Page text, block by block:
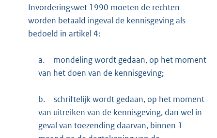
Invorderingswet 1990 moeten de rechten
worden betaald ingeval de kennisgeving als
bedoeld in artikel 4:
a.
mondeling wordt gedaan, op het moment
van het doen van de kennisgeving;
b.
schriftelijk wordt gedaan, op het moment
van uitreiken van de kennisgeving, dan wel in
geval van toezending daarvan, binnen 1